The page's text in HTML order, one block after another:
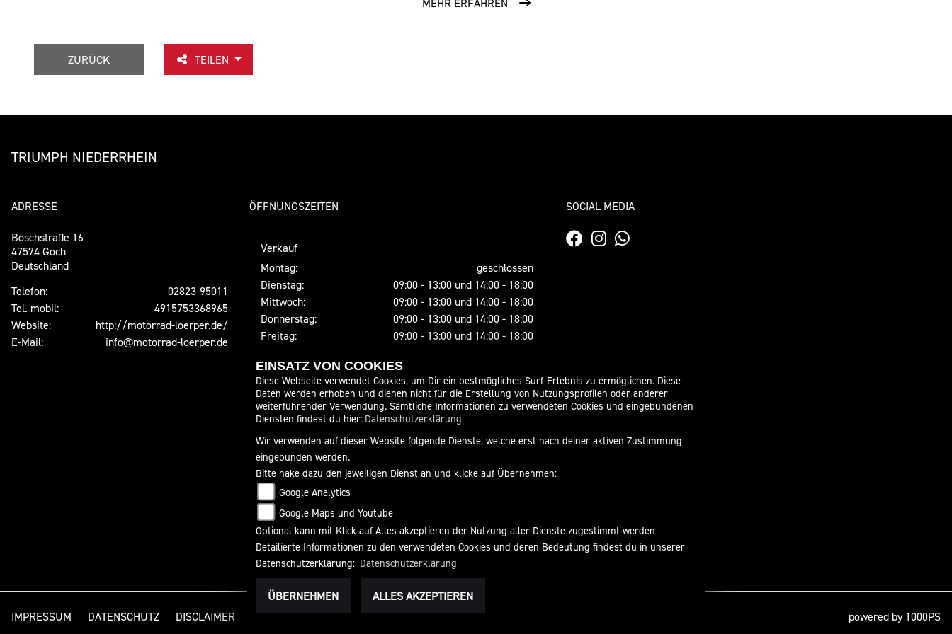
MEHR ERFAHREN
ZURÜCK TEILEN
TRIUMPH NIEDERRHEIN
ADRESSE
Boschstraße 16
47574 Goch
Deutschland
Telefon:
02823-95011
Tel. mobil:
4915753368965
Website:
http://motorrad-loerper.de/
E-Mail:
info@motorrad-loerper.de
ÖFFNUNGSZEITEN
Verkauf
Montag:
geschlossen
Dienstag:
09:00 - 13:00 und 14:00 - 18:00
Mittwoch:
09:00 - 13:00 und 14:00 - 18:00
Donnerstag:
09:00 - 13:00 und 14:00 - 18:00
Freitag:
09:00 - 13:00 und 14:00 - 18:00
Sonntag:
Werkstatt/Service
Montag:
geschlossen
Mittwoch:
08:00 - 13:00 und 14:00 - 17:00
Donnerstag:
08:00 - 13:00 und 14:00 - 17:00
Freitag:
Samstag:
Sonntag:
SOCIAL MEDIA
AGB
IMPRESSUM DATENSCHUTZ DISCLAIMER BARRIEREFREIHEIT powered by 1000PS
EINSATZ VON COOKIES
Diese Webseite verwendet Cookies, um Dir ein bestmögliches Surf-Erlebnis zu ermöglichen. Diese
Daten werden erhoben und dienen nicht für die Erstellung von Nutzungsprofilen oder anderer
weiterführender Verwendung. Sämtliche Informationen zu verwendeten Cookies und eingebundenen
Diensten findest du hier: Datenschutzerklärung
Wir verwenden auf dieser Website folgende Dienste, welche erst nach deiner aktiven Zustimmung
eingebunden werden.
Bitte hake dazu den jeweiligen Dienst an und klicke auf Übernehmen:
Google Analytics
Google Maps und Youtube
Optional kann mit Klick auf Alles akzeptieren der Nutzung aller Dienste zugestimmt werden
Detailierte Informationen zu den verwendeten Cookies und deren Bedeutung findest du in unserer
Datenschutzerklärung: Datenschutzerklärung
ÜBERNEHMEN ALLES AKZEPTIEREN